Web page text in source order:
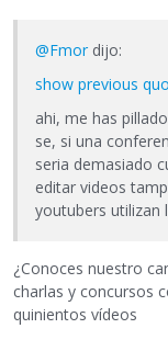
@Fmor dijo:
show previous
ahi, me has
se, si una
seria demasiado
editar videos
youtubers utilizan
¿Conoces nuestro
charlas y concursos
quinientos vídeos